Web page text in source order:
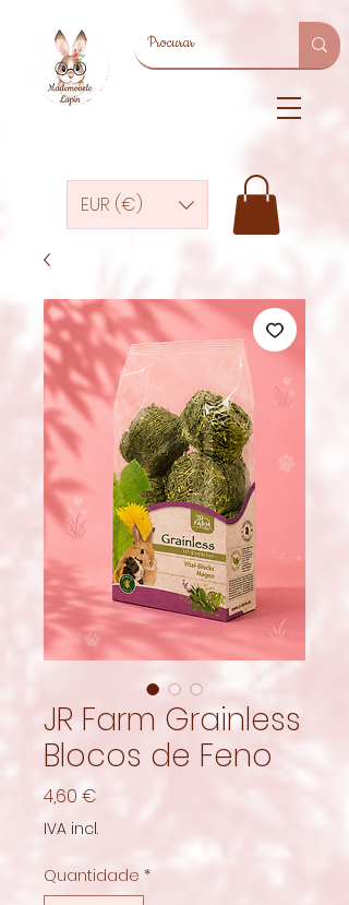
EUR (€)
JR Farm Grainless
Blocos de Feno
4,60 €
IVA incl.
Quantidade *